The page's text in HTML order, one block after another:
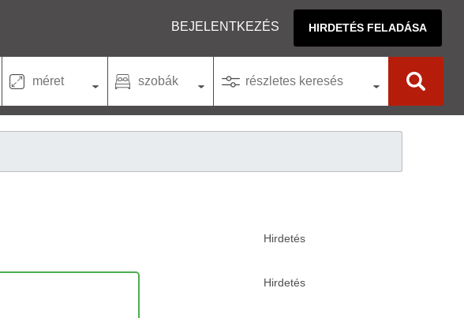
BEJELENTKEZÉS HIRDETÉS FELADÁSA
méret szobák részletes keresés